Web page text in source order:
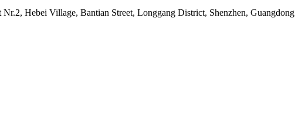
Hebei Village, Bantian Street, Longgang District, Shenzhen, Guangdong